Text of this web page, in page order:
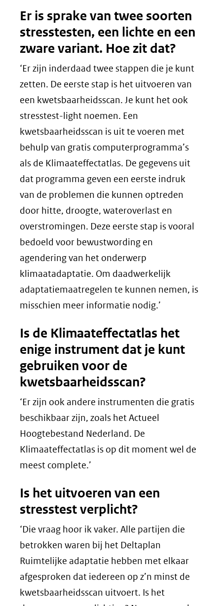
Er is sprake van twee soorten
stresstesten, een lichte en een
zware variant. Hoe zit dat?
‘Er zijn inderdaad twee stappen die je kunt
zetten. De eerste stap is het uitvoeren van
een kwetsbaarheidsscan. Je kunt het ook
stresstest-light noemen. Een
kwetsbaarheidsscan is uit te voeren met
behulp van gratis computerprogramma’s
als de Klimaateffectatlas. De gegevens uit
dat programma geven een eerste indruk
van de problemen die kunnen optreden
door hitte, droogte, wateroverlast en
overstromingen. Deze eerste stap is vooral
bedoeld voor bewustwording en
agendering van het onderwerp
klimaatadaptatie. Om daadwerkelijk
adaptatiemaatregelen te kunnen nemen, is
misschien meer informatie nodig.’
Is de Klimaateffectatlas het
enige instrument dat je kunt
gebruiken voor de
kwetsbaarheidsscan?
‘Er zijn ook andere instrumenten die gratis
beschikbaar zijn, zoals het Actueel
Hoogtebestand Nederland. De
Klimaateffectatlas is op dit moment wel de
meest complete.’
Is het uitvoeren van een
stresstest verplicht?
‘Die vraag hoor ik vaker. Alle partijen die
betrokken waren bij het Deltaplan
Ruimtelijke adaptatie hebben met elkaar
afgesproken dat iedereen op z’n minst de
kwetsbaarheidsscan uitvoert. Is het